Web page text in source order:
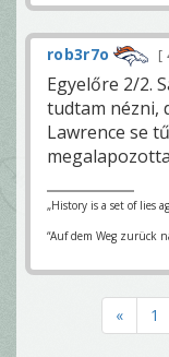
rob3r7o
Egyelőre 2/2.
tudtam nézni,
Lawrence se
„History is a set of lies
“Auf dem Weg zurück
« 1